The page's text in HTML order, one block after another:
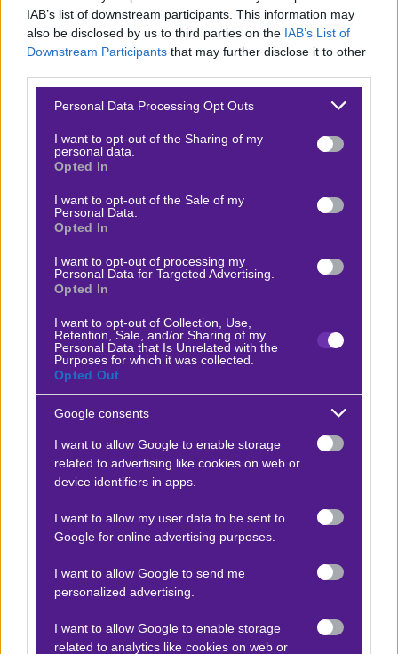
IAB’s list of downstream participants. This information may
also be disclosed by us to third parties on the IAB’s List of
Downstream Participants that may further disclose it to other
Please note that this website/app uses one or more Google
not limited to your visit or usage behaviour. You may click to
grant or deny consent to Google and its third-party tags to
use your data for below specified purposes in below Google
consent section.
Personal Data Processing Opt Outs
I want to opt-out of the Sharing of my
personal data.
Opted In
I want to opt-out of the Sale of my
Personal Data.
Opted In
I want to opt-out of processing my
Personal Data for Targeted Advertising.
Opted In
I want to opt-out of Collection, Use,
Retention, Sale, and/or Sharing of my
Personal Data that Is Unrelated with the
Purposes for which it was collected.
Opted Out
Google consents
I want to allow Google to enable storage
related to advertising like cookies on web or
device identifiers in apps.
I want to allow my user data to be sent to
Google for online advertising purposes.
I want to allow Google to send me
personalized advertising.
I want to allow Google to enable storage
related to analytics like cookies on web or
Τσάμπιονς Λιγκ και ίσως βγάλει κούραση.
Απουσίες η Μπέτις
ΑΕΚ στη Λεωφόρο, η Σεβίλλη φιλοξενεί την Μπέτις.
Είναι αυτονόητο ότι εδώ μιλάμε για παιχνίδι που
μπορεί εύκολα να ξεφύγει στις κάρτες. Για αυτό
άλλωστε οι μπουκ έχουν προσαρμοστεί.
Εκεί που
Η Μπέτις είναι καλύτερη αυτή την εποχή, καμία
συνθηκών, ο παράγοντας έδρα, το «Σάντσεθ
Πιθχουάν» στην προκειμένη περίπτωση, μετράει πολύ
και επίσης η Μπέτις παίζει χωρίς τους κομβικούς
Άντονι και Λο Τσέλσο, συν τον Ίσκο, που πρόσφατα
επέστρεψε και μένει πάλι εκτός για λίγες μέρες…
Ο Βαγγέλης Λυκάκης προτείνει:
Σεβίλλη - Μπέτις
Α Ισπανίας 30.11.2025|17:15 -10.00
1 (0 Α.Η.)
2.05